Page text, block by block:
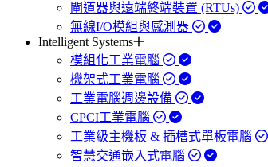
閘道器與遠端終端裝置 (RTUs)
無線I/O模組與感測器
Intelligent Systems
模組化工業電腦
機架式工業電腦
工業電腦週邊設備
CPCI工業電腦
工業級主機板 & 插槽式單板電腦
智慧交通嵌入式電腦